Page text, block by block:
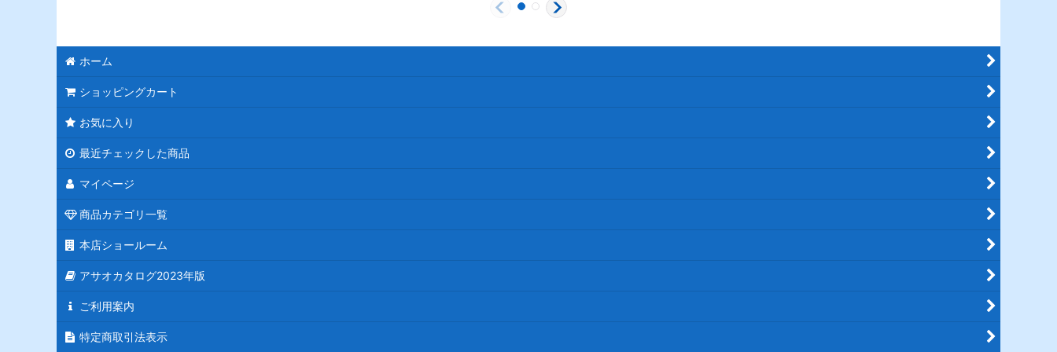
ホーム
ショッピングカート
お気に入り
最近チェックした商品
マイページ
商品カテゴリ一覧
本店ショールーム
アサオカタログ2023年版
ご利用案内
特定商取引法表示